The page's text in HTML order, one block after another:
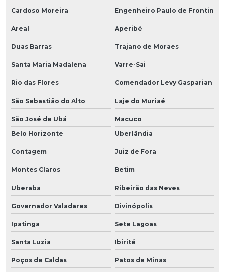
Cardoso Moreira Engenheiro Paulo de Frontin
Areal Aperibé
Duas Barras Trajano de Moraes
Santa Maria Madalena Varre-Sai
Rio das Flores Comendador Levy Gasparian
São Sebastião do Alto Laje do Muriaé
São José de Ubá
Macuco
Belo Horizonte
Uberlândia
Contagem Juiz de Fora
Montes Claros Betim
Uberaba Ribeirão das Neves
Governador Valadares Divinópolis
Ipatinga Sete Lagoas
Santa Luzia Ibirité
Poços de Caldas Patos de Minas